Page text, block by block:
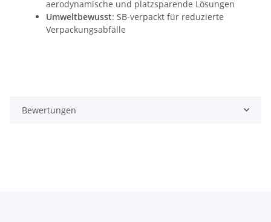
aerodynamische und platzsparende Lösungen
Umweltbewusst: SB-verpackt für reduzierte
Verpackungsabfälle
Bewertungen